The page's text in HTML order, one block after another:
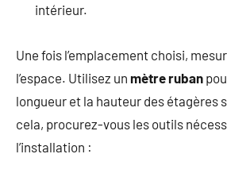
intérieur.
Une fois l’emplacement choisi,
l’espace. Utilisez un mètre ruban
longueur et la hauteur des étagères
cela, procurez-vous les outils
l’installation :